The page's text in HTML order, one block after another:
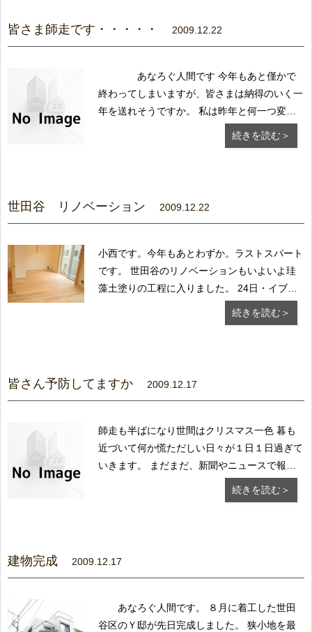
皆さま師走です・・・・・ 2009.12.22
あなろぐ人間です 今年もあと僅かで
終わってしまいますが、皆さまは納得のいく一
年を送れそうですか。 私は昨年と何一つ変わ
らず今年も終わってしまいそうです。 毎年、
年初めには、今年こそは変わるぞと目標を掲げ
続きを読む＞
世田谷 リノベーション 2009.12.22
小西です。今年もあとわずか。ラストスパート
です。 世田谷のリノベーションもいよいよ珪
藻土塗りの工程に入りました。 24日・イブの
日にお客様と設計の小谷氏とが立合いのもと、
塗りのパターンや 鏝ムラの具合を決める予定
続きを読む＞
皆さん予防してますか 2009.12.17
師走も半ばになり世間はクリスマス一色 暮も
近づいて何か慌ただしい日々が１日１日過ぎて
いきます。 まだまだ、新聞やニュースで報道
されているインフルエンザ。 先日、営業の打
ち合わせで久しぶりに電車に乗りましたが マ
続きを読む＞
建物完成 2009.12.17
あなろぐ人間です。 ８月に着工した世田
谷区のＹ邸が先日完成しました。 狭小地を最